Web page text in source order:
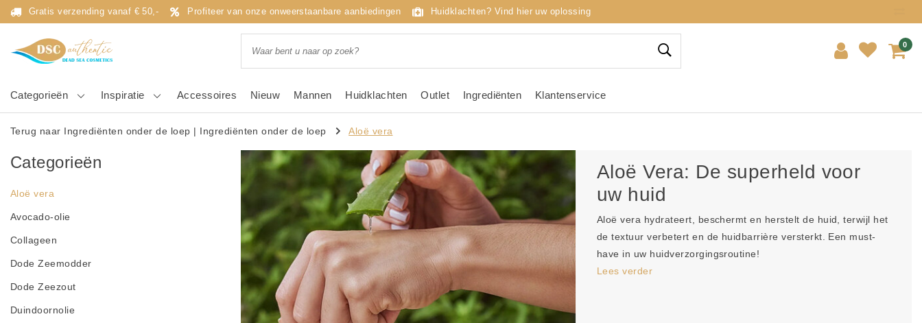
Gratis verzending vanaf € 50,- Profiteer van onze onweerstaanbare aanbiedingen Huidklachten? Vind hier uw oplossing
0
Categorieën Inspiratie Accessoires Nieuw Mannen Huidklachten Outlet Ingrediënten Klantenservice
Terug naar Ingrediënten onder de loep | Ingrediënten onder de loep Aloë vera
Categorieën
Aloë vera
Avocado-olie
Collageen
Dode Zeemodder
Dode Zeezout
Duindoornolie
Aloë Vera: De superheld voor
uw huid
Aloë vera hydrateert, beschermt en herstelt de huid, terwijl het
de textuur verbetert en de huidbarrière versterkt. Een must-
have in uw huidverzorgingsroutine!
Lees verder